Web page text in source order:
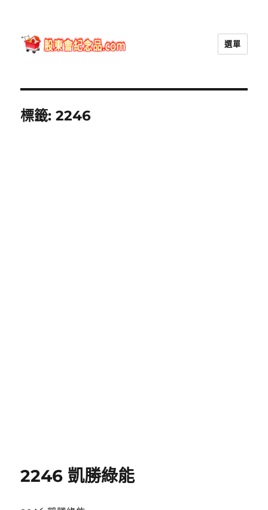
選單
標籤:2246
2246 凱勝綠能